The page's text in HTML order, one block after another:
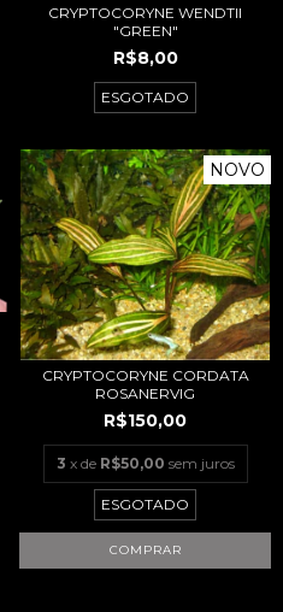
CRYPTOCORYNE WENDTII
"GREEN"
R$8,00
ESGOTADO
NOVO
CRYPTOCORYNE CORDATA
ROSANERVIG
R$150,00
3 x de R$50,00 sem juros
ESGOTADO